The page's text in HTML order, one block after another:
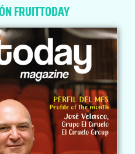
FRUITTODAY